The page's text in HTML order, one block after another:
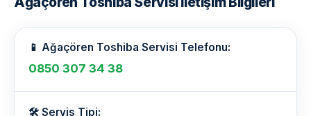
📱 Ağaçören Toshiba Servisi Telefonu:
0850 307 34 38
🛠️ Servis Tipi: